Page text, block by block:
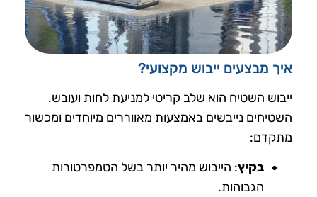
איך מבצעים ייבוש מקצועי?
ייבוש השטיח הוא שלב קריטי למניעת לחות ועובש.
השטיחים נייבשים באמצעות מאווררים מיוחדים ומכשור
מתקדם:
בקיץ: הייבוש מהיר יותר בשל הטמפרטורות
הגבוהות.